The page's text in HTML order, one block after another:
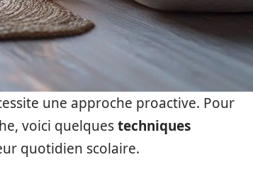
une approche proactive. Pour
voici quelquestechniques
quotidien scolaire.